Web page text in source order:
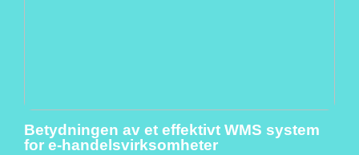
Betydningen av et effektivt WMS system
for e-handelsvirksomheter